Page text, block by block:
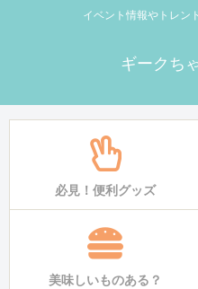
イベント情報やトレン
ギークち
必見！便利グッズ
美味しいものある？